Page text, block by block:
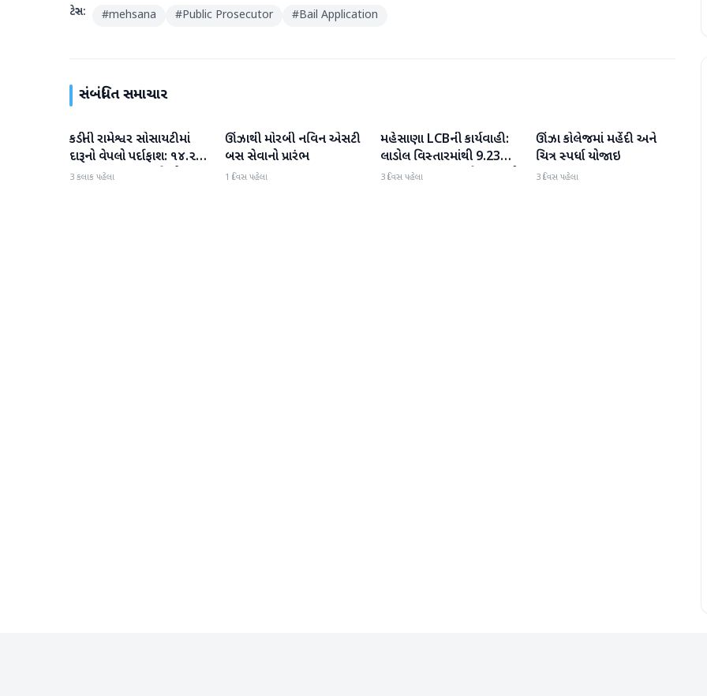
ટેગ્સ: #mehsana #Public Prosecutor #Bail Application
સંબંધિત સમાચાર
મહેસાણા
કડીની રામેશ્વર સોસાયટીમાં
દારૂનો વેપલો પર્દાફાશ: ૧૪.૨૨
લાખના મુદ્દામાલ સાથે એક
3 કલાક પહેલા
મહેસાણા
ઊંઝાથી મોરબી નવિન એસટી
બસ સેવાનો પ્રારંભ
1 દિવસ પહેલા
મહેસાણા
મહેસાણા LCBની કાર્યવાહી:
લાડોલ વિસ્તારમાંથી 9.23
લાખના મુદ્દામાલ સાથે 2 શખ્સો
3 દિવસ પહેલા
મહેસાણા
ઊંઝા કોલેજમાં મહેંદી અને
ચિત્ર સ્પર્ધા યોજાઇ
3 દિવસ પહેલા